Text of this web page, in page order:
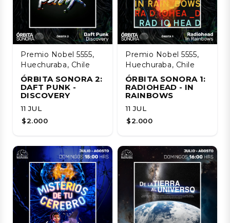
Premio Nobel 5555,
Huechuraba, Chile
ÓRBITA SONORA 2:
DAFT PUNK -
DISCOVERY
11 JUL
$2.000
Premio Nobel 5555,
Huechuraba, Chile
ÓRBITA SONORA 1:
RADIOHEAD - IN
RAINBOWS
11 JUL
$2.000